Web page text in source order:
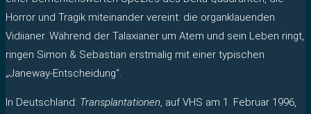
Horror und Tragik miteinander vereint: die organklauenden
Vidiianer. Während der Talaxianer um Atem und sein Leben ringt,
ringen Simon & Sebastian erstmalig mit einer typischen
„Janeway-Entscheidung“.
In Deutschland: Transplantationen, auf VHS am 1. Februar 1996,